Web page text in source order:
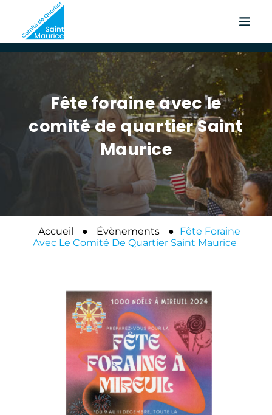
Fête foraine avec le
comité de quartier Saint
Maurice
Accueil ● Évènements ● Fête Foraine
Avec Le Comité De Quartier Saint Maurice